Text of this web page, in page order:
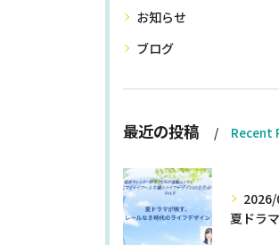
お知らせ
ブログ
最近の投稿 Recent